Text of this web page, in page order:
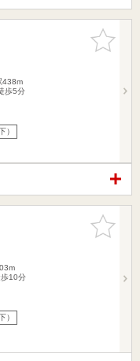
お気に入
りに追加
438m
歩5分
）
お気に入
りに追加
10分
）